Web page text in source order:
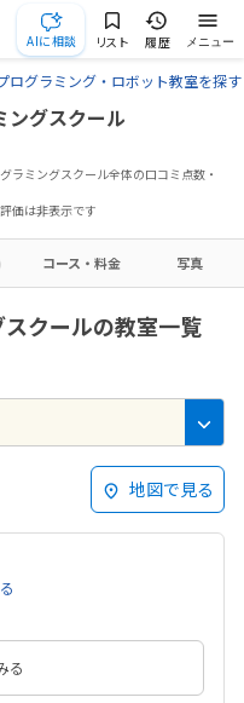
AIに相談 リスト 履歴 メニュー
ログラミング・ロボット教室を探す
ングスクール
ラミングスクール全体の口コミ点数・
価は非表示です
コース・料金 写真
クールの教室一覧
地図で見る
る